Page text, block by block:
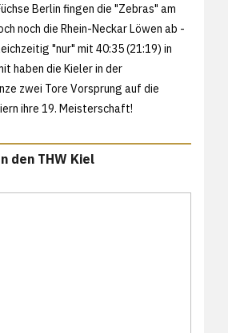
Berlin fingen die "Zebras" am
noch die Rhein-Neckar Löwen ab -
"nur" mit 40:35 (21:19) in
haben die Kieler in der
zwei Tore Vorsprung auf die
ihre 19. Meisterschaft!
den THW Kiel